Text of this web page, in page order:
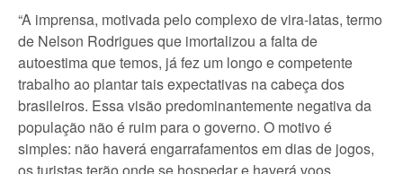
“A imprensa, motivada pelo complexo de vira-latas, termo
de Nelson Rodrigues que imortalizou a falta de
autoestima que temos, já fez um longo e competente
trabalho ao plantar tais expectativas na cabeça dos
brasileiros. Essa visão predominantemente negativa da
população não é ruim para o governo. O motivo é
simples: não haverá engarrafamentos em dias de jogos,